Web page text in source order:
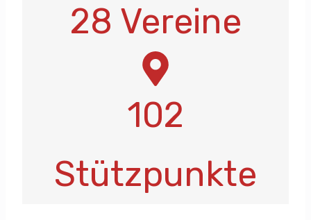
28 Vereine
102
Stützpunkte